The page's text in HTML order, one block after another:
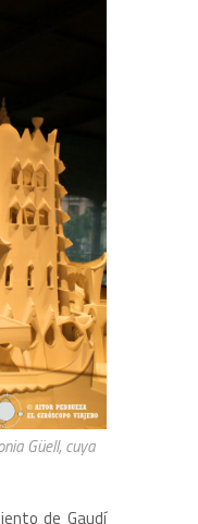
Güell, cuya
de Gaudí